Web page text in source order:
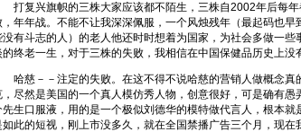
复兴旗帜的三株大家应该都不陌生，三株自2002年后每年
，年年战。不能不让我深深佩服，一个风烛残年（最起码也
没有斗志的人）的老人他还时时想着为国家，为社会多做一
的终老一生，对于三株的失败，我相信在中国保健品历史上没
慈－－注定的失败。在这不得不说哈慈的营销人做概念真
，尽然是美国的一个真人模仿秀人物，创意很好，可是确有
先生口服液，用的是一个极似刘德华的模特做代言人，根本
如此的短视，刚上市没多久，就在全国禁播广告三个月，现在